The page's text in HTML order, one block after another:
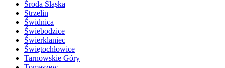
Środa Śląska
Strzelin
Świdnica
Świebodzice
Świerklaniec
Świętochłowice
Tarnowskie Góry